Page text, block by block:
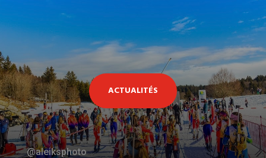
ACTUALITÉS
@aleiksphoto